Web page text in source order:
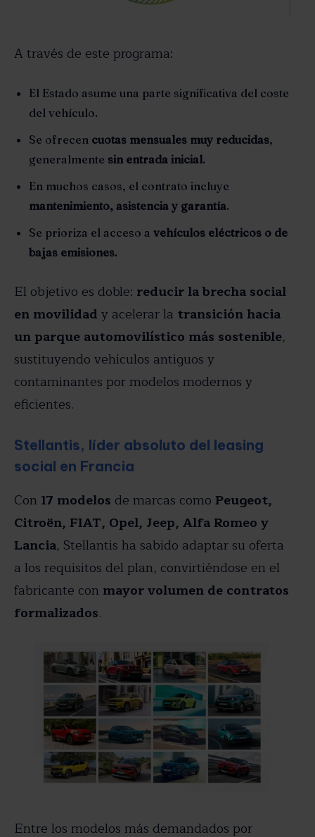
A través de este programa:
El Estado asume una parte significativa del coste
del vehículo.
Se ofrecen cuotas mensuales muy reducidas,
generalmente sin entrada inicial.
En muchos casos, el contrato incluye
mantenimiento, asistencia y garantía.
Se prioriza el acceso a vehículos eléctricos o de
bajas emisiones.
El objetivo es doble: reducir la brecha social
en movilidad y acelerar la transición hacia
un parque automovilístico más sostenible,
sustituyendo vehículos antiguos y
contaminantes por modelos modernos y
eficientes.
Stellantis, líder absoluto del leasing
social en Francia
Con 17 modelos de marcas como Peugeot,
Citroën, FIAT, Opel, Jeep, Alfa Romeo y
Lancia, Stellantis ha sabido adaptar su oferta
a los requisitos del plan, convirtiéndose en el
fabricante con mayor volumen de contratos
formalizados.
Entre los modelos más demandados por